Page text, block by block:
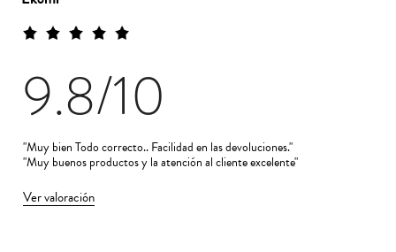
9.8/10
"Muy bien Todo correcto.. Facilidad en las devoluciones."
"Muy buenos productos y la atención al cliente excelente"
Ver valoración